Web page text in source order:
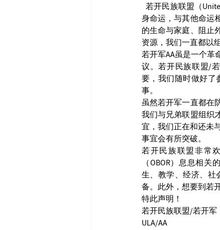
  若开民族联盟（United League of Arakan-ULA）为了实现民族平等、民族自决以及为了让若开人民主宰自
身命运，与其他命运
的生命与家庭、阻止
资源，我们一直都以
若开军AA虽是一个
议。若开民族联盟/
要，我们随时做好了
事。
虽然若开军一直都在
我们与兄弟联盟组织
宜，我们正在和还未
事宜会有所突破。
若开民族联盟非常
（OBOR）息息相
生、教学、经济、社
备。此外，想要到若
特此声明！
若开民族联盟/若开军
ULA/AA